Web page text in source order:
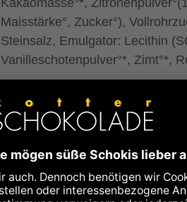
Kakaomasse°*,
Maisstärke°, Zucker°),
Steinsalz, Emulgator: Lecithin
Vanilleschotenpulver°*, Zimt°*,
*aus fairem Handel, Fair-
°aus kontrolliert biologischer
Kann Spuren von
Gluten und Sesam enthalten.